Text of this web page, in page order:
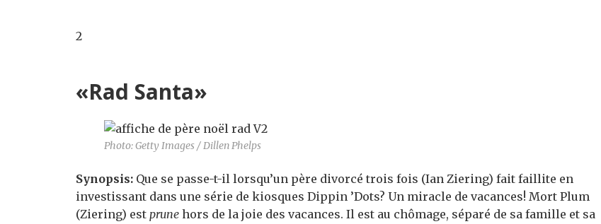
2
«Rad Santa»
Photo: Getty Images / Dillen Phelps
Synopsis: Que se passe-t-il lorsqu’un père divorcé trois fois (Ian Ziering) fait faillite en
investissant dans une série de kiosques Dippin ’Dots? Un miracle de vacances! Mort Plum
(Ziering) est prune hors de la joie des vacances. Il est au chômage, séparé de sa famille et sa